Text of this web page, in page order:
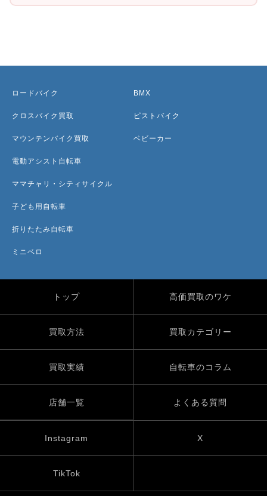
ロードバイク
クロスバイク買取
マウンテンバイク買取
電動アシスト自転車
ママチャリ・シティサイクル
子ども用自転車
折りたたみ自転車
ミニベロ
BMX
ピストバイク
ベビーカー
トップ 高価買取のワケ
買取方法 買取カテゴリー
買取実績 自転車のコラム
店舗一覧 よくある質問
Instagram X
TikTok